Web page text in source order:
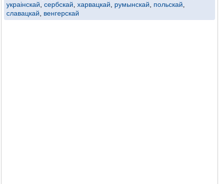
украінскай сербскай харвацкай румынскай польскай
славацкай
венгерскай